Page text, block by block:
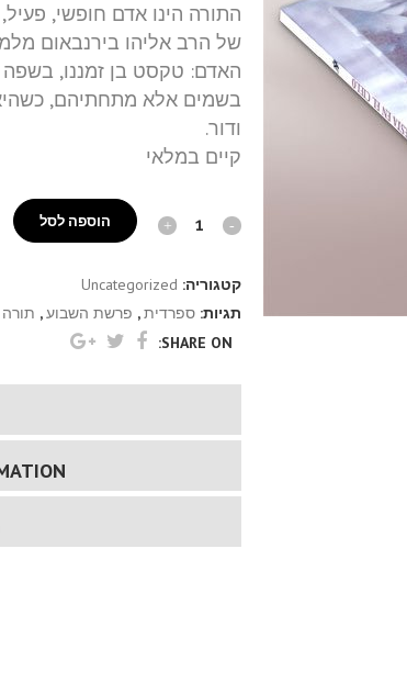
התורה הינו אדם חופשי,
של הרב אליהו בירנבאום
האדם: טקסט בן זמננו, בשפה
בשמים אלא מתחתיהם,
ודור.
קיים במלאי
לא
היא
–
אשנב
של
הוספה לסל
קטגוריה: Uncategorized
תגיות: ספרדית, פרשת השבוע, תורה
SHARE ON: